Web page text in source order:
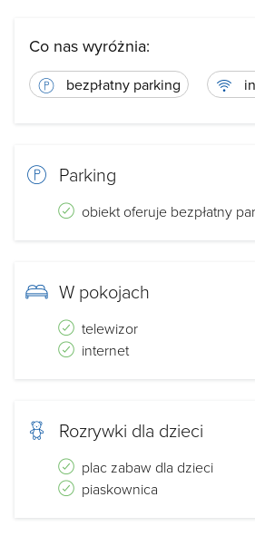
Co nas wyróżnia:
bezpłatny parking
Parking
obiekt oferuje bezpłatny
W pokojach
telewizor
internet
Rozrywki dla dzieci
plac zabaw dla dzieci
piaskownica